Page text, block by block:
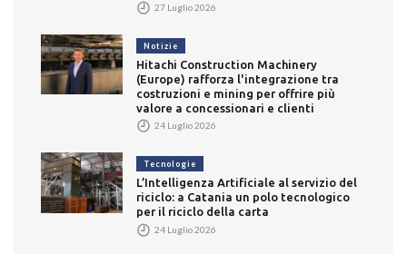
27 Luglio 2026
Notizie
Hitachi Construction Machinery
(Europe) rafforza l'integrazione tra
costruzioni e mining per offrire più
valore a concessionari e clienti
24 Luglio 2026
Tecnologie
L’Intelligenza Artificiale al servizio del
riciclo: a Catania un polo tecnologico
per il riciclo della carta
24 Luglio 2026